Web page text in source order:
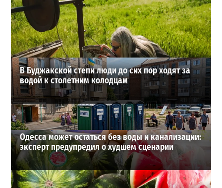
В Одессе на Среднефонтанской изменили схему
движения: что важно знать водителям
2
08-08-2026 в 09:29
ВИБОР РЕДАКЦИИ
В Буджакской степи люди до сих пор ходят за
водой к столетним колодцам
Одесса может остаться без воды и канализации:
эксперт предупредил о худшем сценарии